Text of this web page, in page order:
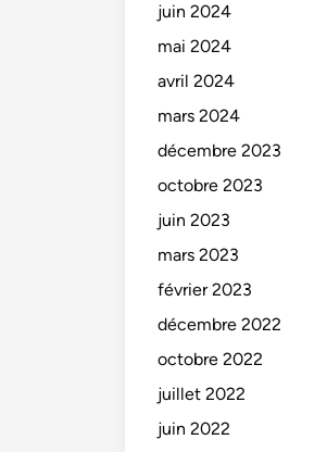
juin 2024
mai 2024
avril 2024
mars 2024
décembre 2023
octobre 2023
juin 2023
mars 2023
février 2023
décembre 2022
octobre 2022
juillet 2022
juin 2022